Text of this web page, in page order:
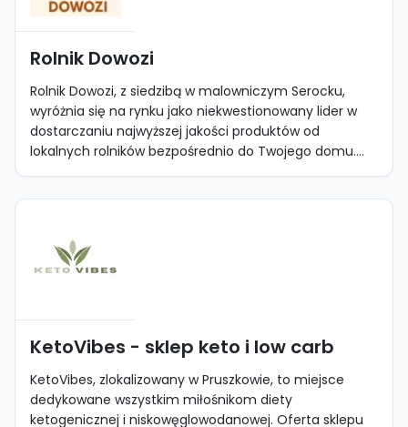
Rolnik Dowozi
Rolnik Dowozi, z siedzibą w malowniczym Serocku,
wyróżnia się na rynku jako niekwestionowany lider w
dostarczaniu najwyższej jakości produktów od
lokalnych rolników bezpośrednio do Twojego domu....
KetoVibes - sklep keto i low carb
KetoVibes, zlokalizowany w Pruszkowie, to miejsce
dedykowane wszystkim miłośnikom diety
ketogenicznej i niskowęglowodanowej. Oferta sklepu